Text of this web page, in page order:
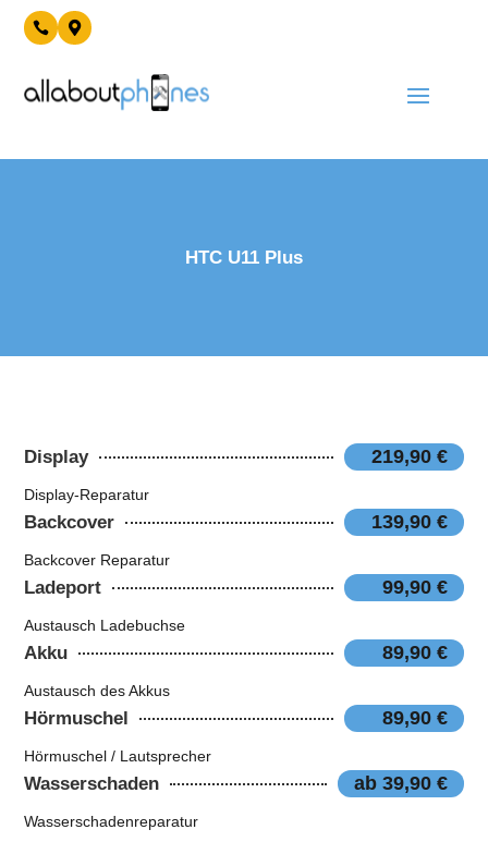
 
HTC U11 Plus
Display 219,90 €
Display-Reparatur
Backcover 139,90 €
Backcover Reparatur
Ladeport 99,90 €
Austausch Ladebuchse
Akku 89,90 €
Austausch des Akkus
Hörmuschel 89,90 €
Hörmuschel / Lautsprecher
Wasserschaden ab 39,90 €
Wasserschadenreparatur